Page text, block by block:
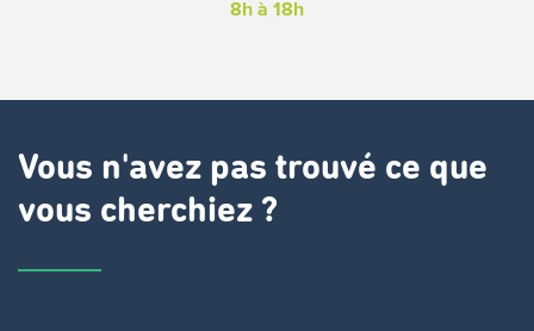
8h à 18h
Vous n'avez pas trouvé ce que
vous cherchiez ?